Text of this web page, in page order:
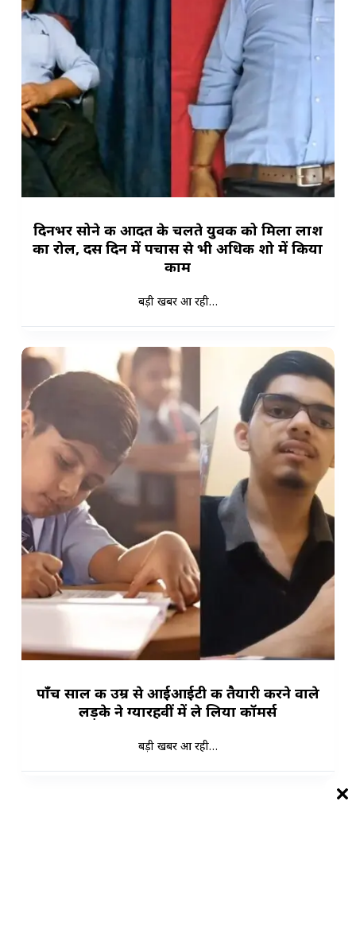
दिनभर सोने की आदत के चलते युवक को मिला लाश
का रोल, दस दिन में पचास से भी अधिक शो में किया
काम
बड़ी खबर आ रही…
पाँच साल की उम्र से आईआईटी की तैयारी करने वाले
लड़के ने ग्यारहवीं में ले लिया कॉमर्स
बड़ी खबर आ रही…